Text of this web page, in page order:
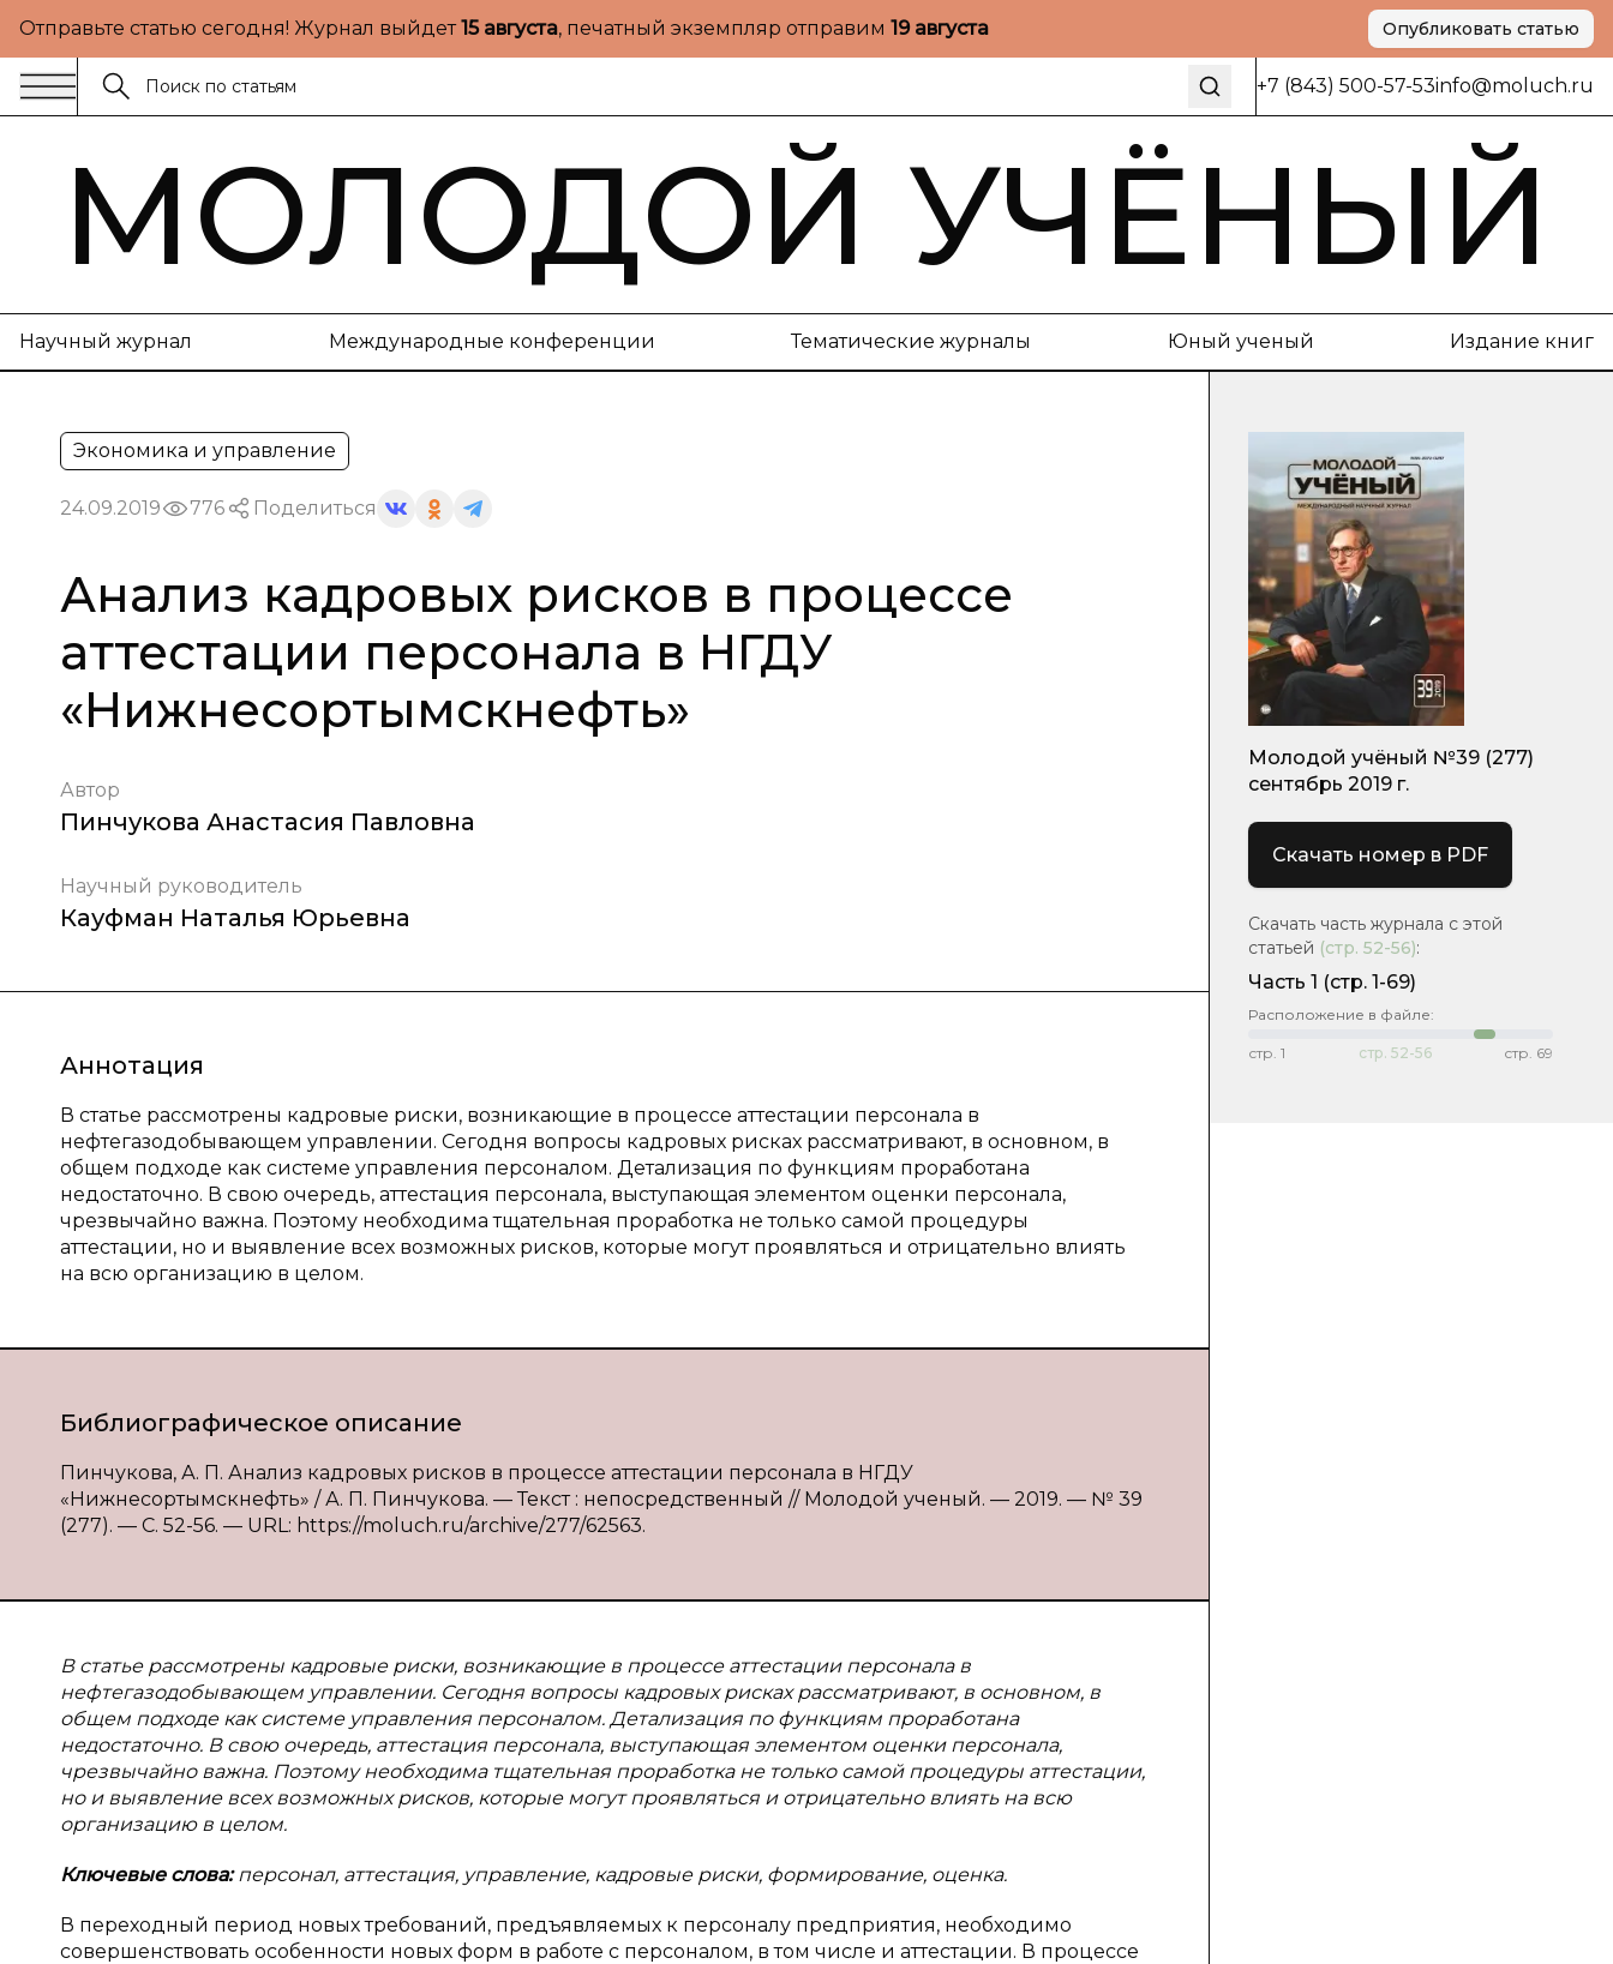
Отправьте статью сегодня! Журнал выйдет15 августа, печатный экземпляр отправим 19 августа Опубликовать статью
+7 (843) 500-57-53info@moluch.ru
МОЛОДОЙ УЧЁНЫЙ
Научный журнал Международные конференции Тематические журналы Юный ученый Издание книг
Экономика и управление
24.09.2019 776 Поделиться
Анализ кадровых рисков в процессе
аттестации персонала в НГДУ
«Нижнесортымскнефть»
Автор
Пинчукова Анастасия Павловна
Научный руководитель
Кауфман Наталья Юрьевна
Аннотация
В статье рассмотрены кадровые риски, возникающие в процессе аттестации персонала в
нефтегазодобывающем управлении. Сегодня вопросы кадровых рисках рассматривают, в основном, в
общем подходе как системе управления персоналом. Детализация по функциям проработана
недостаточно. В свою очередь, аттестация персонала, выступающая элементом оценки персонала,
чрезвычайно важна. Поэтому необходима тщательная проработка не только самой процедуры
аттестации, но и выявление всех возможных рисков, которые могут проявляться и отрицательно влиять
на всю организацию в целом.
Библиографическое описание
Пинчукова, А. П. Анализ кадровых рисков в процессе аттестации персонала в НГДУ
«Нижнесортымскнефть» / А. П. Пинчукова. — Текст : непосредственный // Молодой ученый. — 2019. — № 39
(277). — С. 52-56. — URL: https://moluch.ru/archive/277/62563.
В статье рассмотрены кадровые риски, возникающие в процессе аттестации персонала в
нефтегазодобывающем управлении. Сегодня вопросы кадровых рисках рассматривают, в основном, в
общем подходе как системе управления персоналом. Детализация по функциям проработана
недостаточно. В свою очередь, аттестация персонала, выступающая элементом оценки персонала,
чрезвычайно важна. Поэтому необходима тщательная проработка не только самой процедуры аттестации,
но и выявление всех возможных рисков, которые могут проявляться и отрицательно влиять на всю
организацию в целом.
Ключевые слова: персонал, аттестация, управление, кадровые риски, формирование, оценка.
В переходный период новых требований, предъявляемых к персоналу предприятия, необходимо
совершенствовать особенности новых форм в работе с персоналом, в том числе и аттестации. В процессе
Молодой учёный №39 (277)
сентябрь 2019 г.
Скачать номер в PDF
Скачать часть журнала с этой
статьей (стр. 52-56):
Часть 1 (стр. 1-69)
Расположение в файле:
стр. 1 стр. 52-56 стр. 69